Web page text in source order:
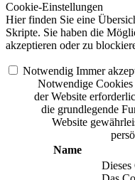
Cookie-Einstellungen
Hier finden Sie eine
Skripte. Sie haben die
akzeptieren oder zu
Notwendig Immer
Notwendige
der Website
die grundlegende
Website
Name